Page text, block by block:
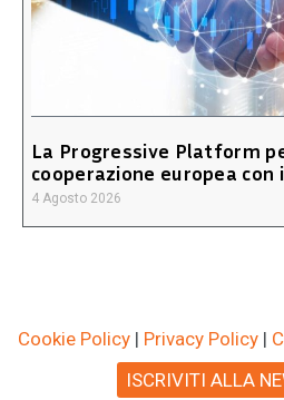
La Progressive Platform
cooperazione europea con
4 Agosto 2026
Cookie Policy | Privacy Policy |
ISCRIVITI ALLA